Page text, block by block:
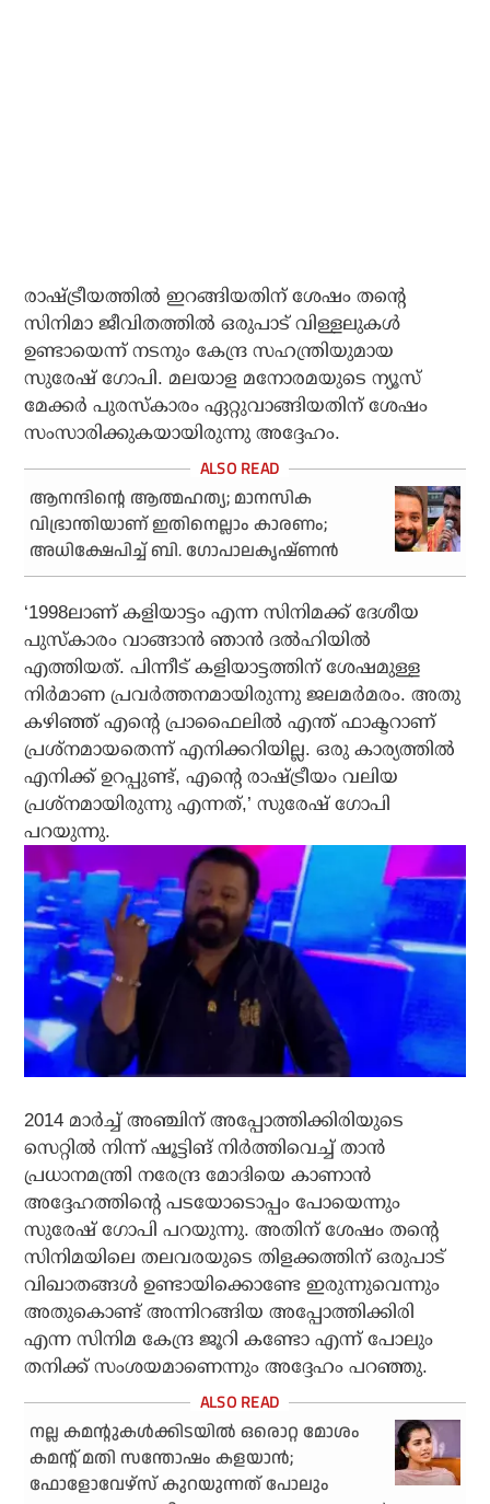
രാഷ്ട്രീയത്തില്‍ ഇറങ്ങിയതിന് ശേഷം തന്റെ
സിനിമാ ജീവിതത്തില്‍ ഒരുപാട് വിള്ളലുകള്‍
ഉണ്ടായെന്ന് നടനും കേന്ദ്ര സഹന്ത്രിയുമായ
സുരേഷ് ഗോപി. മലയാള മനോരമയുടെ ന്യൂസ്
മേക്കര്‍ പുരസ്‌കാരം ഏറ്റുവാങ്ങിയതിന് ശേഷം
സംസാരിക്കുകയായിരുന്നു അദ്ദേഹം.
ആനന്ദിന്റെ ആത്മഹത്യ; മാനസിക
വിഭ്രാന്തിയാണ് ഇതിനെല്ലാം കാരണം;
അധിക്ഷേപിച്ച് ബി. ഗോപാലകൃഷ്ണന്‍
‘1998ലാണ് കളിയാട്ടം എന്ന സിനിമക്ക് ദേശീയ
പുസ്‌കാരം വാങ്ങാന്‍ ഞാന്‍ ദല്‍ഹിയില്‍
എത്തിയത്. പിന്നീട് കളിയാട്ടത്തിന് ശേഷമുള്ള
നിര്‍മാണ പ്രവര്‍ത്തനമായിരുന്നു ജലമര്‍മരം. അതു
കഴിഞ്ഞ് എന്റെ പ്രാഫൈലില്‍ എന്ത് ഫാക്ടറാണ്
പ്രശ്‌നമായതെന്ന് എനിക്കറിയില്ല. ഒരു കാര്യത്തില്‍
എനിക്ക് ഉറപ്പുണ്ട്, എന്റെ രാഷ്ട്രീയം വലിയ
പ്രശ്‌നമായിരുന്നു എന്നത്,’ സുരേഷ് ഗോപി
പറയുന്നു.
2014 മാര്‍ച്ച് അഞ്ചിന് അപ്പോത്തിക്കിരിയുടെ
സെറ്റില്‍ നിന്ന് ഷൂട്ടിങ് നിര്‍ത്തിവെച്ച് താന്‍
പ്രധാനമന്ത്രി നരേന്ദ്ര മോദിയെ കാണാന്‍
അദ്ദേഹത്തിന്റെ പടയോടൊപ്പം പോയെന്നും
സുരേഷ് ഗോപി പറയുന്നു. അതിന് ശേഷം തന്റെ
സിനിമയിലെ തലവരയുടെ തിളക്കത്തിന് ഒരുപാട്
വിഖാതങ്ങള്‍ ഉണ്ടായിക്കൊണ്ടേ ഇരുന്നുവെന്നും
അതുകൊണ്ട് അന്നിറങ്ങിയ അപ്പോത്തിക്കിരി
എന്ന സിനിമ കേന്ദ്ര ജൂറി കണ്ടോ എന്ന് പോലും
തനിക്ക് സംശയമാണെന്നും അദ്ദേഹം പറഞ്ഞു.
നല്ല കമന്റുകള്‍ക്കിടയില്‍ ഒരൊറ്റ മോശം
കമന്റ് മതി സന്തോഷം കളയാന്‍;
ഫോളോവേഴ്‌സ് കുറയുന്നത് പോലും